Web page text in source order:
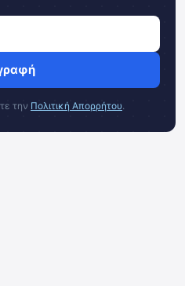
την Πολιτική Απορρήτου.